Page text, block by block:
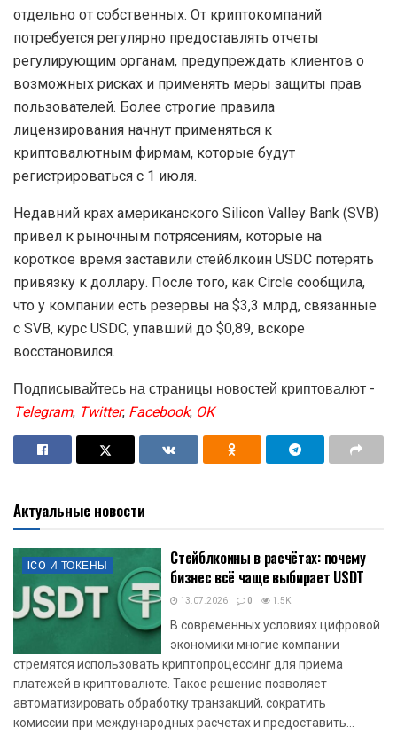
отдельно от собственных. От криптокомпаний
потребуется регулярно предоставлять отчеты
регулирующим органам, предупреждать клиентов о
возможных рисках и применять меры защиты прав
пользователей. Более строгие правила
лицензирования начнут применяться к
криптовалютным фирмам, которые будут
регистрироваться с 1 июля.
Недавний крах американского Silicon Valley Bank (SVB)
привел к рыночным потрясениям, которые на
короткое время заставили стейблкоин USDC потерять
привязку к доллару. После того, как Circle сообщила,
что у компании есть резервы на $3,3 млрд, связанные
с SVB, курс USDC, упавший до $0,89, вскоре
восстановился.
Подписывайтесь на страницы новостей криптовалют -
Telegram,Twitter,Facebook,OK
Актуальные новости
ICO И ТОКЕНЫ
Стейблкоины в расчётах: почему
бизнес всё чаще выбирает USDT
13.07.2026 0 1.5K
В современных условиях цифровой
экономики многие компании
стремятся использовать криптопроцессинг для приема
платежей в криптовалюте. Такое решение позволяет
автоматизировать обработку транзакций, сократить
комиссии при международных расчетах и предоставить...